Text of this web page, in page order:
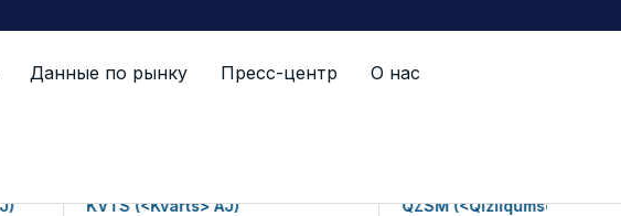
Данные по рынку Пресс-центр О нас
KVTS (<Kvarts> AJ) QZSM (<Qizilqumsement> AJ)